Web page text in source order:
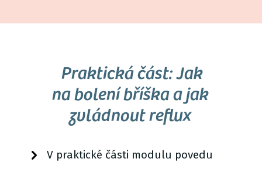
Praktická část: Jak
na bolení bříška a jak
zvládnout reflux
V praktické části modulu povedu